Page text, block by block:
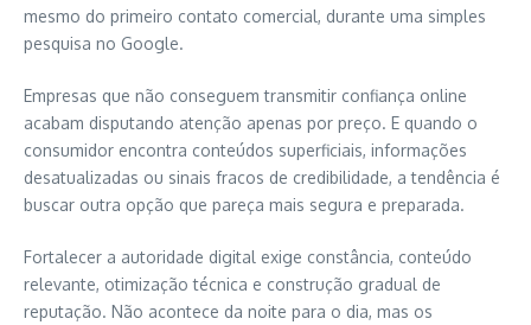
mesmo do primeiro contato comercial, durante uma simples
pesquisa no Google.
Empresas que não conseguem transmitir confiança online
acabam disputando atenção apenas por preço. E quando o
consumidor encontra conteúdos superficiais, informações
desatualizadas ou sinais fracos de credibilidade, a tendência é
buscar outra opção que pareça mais segura e preparada.
Fortalecer a autoridade digital exige constância, conteúdo
relevante, otimização técnica e construção gradual de
reputação. Não acontece da noite para o dia, mas os